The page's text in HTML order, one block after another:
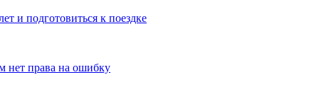
и подготовиться к поездке
нет права на ошибку